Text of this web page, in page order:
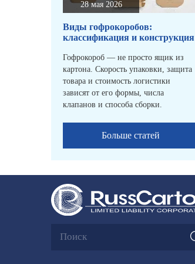
28 мая 2026
Виды гофрокоробов:
классификация и конструкция
Гофрокороб — не просто ящик из
картона. Скорость упаковки, защита
товара и стоимость логистики
зависят от его формы, числа
клапанов и способа сборки.
Больше статей